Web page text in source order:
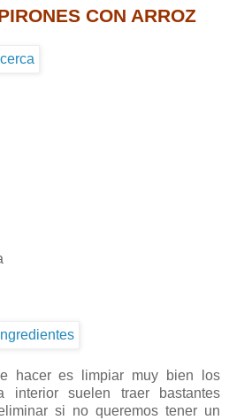
CON ARROZ
hacer es limpiar muy bien los
interior suelen traer bastantes
si no queremos tener un